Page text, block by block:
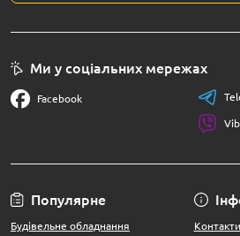
Популярне
Будівельне обладнання
Контакти
Ми у соціальних мережах
Facebook